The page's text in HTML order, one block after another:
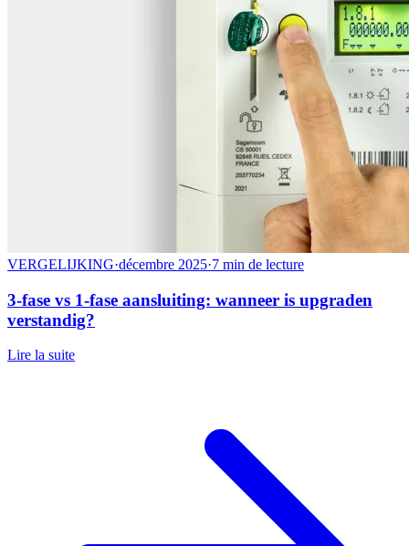
VERGELIJKING·décembre 2025·7 min de lecture
3-fase vs 1-fase aansluiting: wanneer is upgraden
verstandig?
Lire la suite